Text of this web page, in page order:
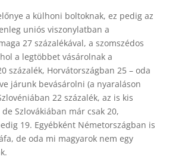
a külhoni boltoknak, ez pedig az
uniós viszonylatban a
27 százalékával, a szomszédos
a legtöbbet vásárolnak a
százalék, Horvátországban 25 – oda
járunk bevásárolni (a nyaraláson
22 százalék, az is kis
Szlovákiában már csak 20,
19. Egyébként Németországban is
de oda mi magyarok nem egy